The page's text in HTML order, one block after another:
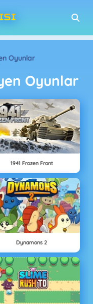
Oyunlar
Oyunlar
1941 Frozen Front
Dynamons 2